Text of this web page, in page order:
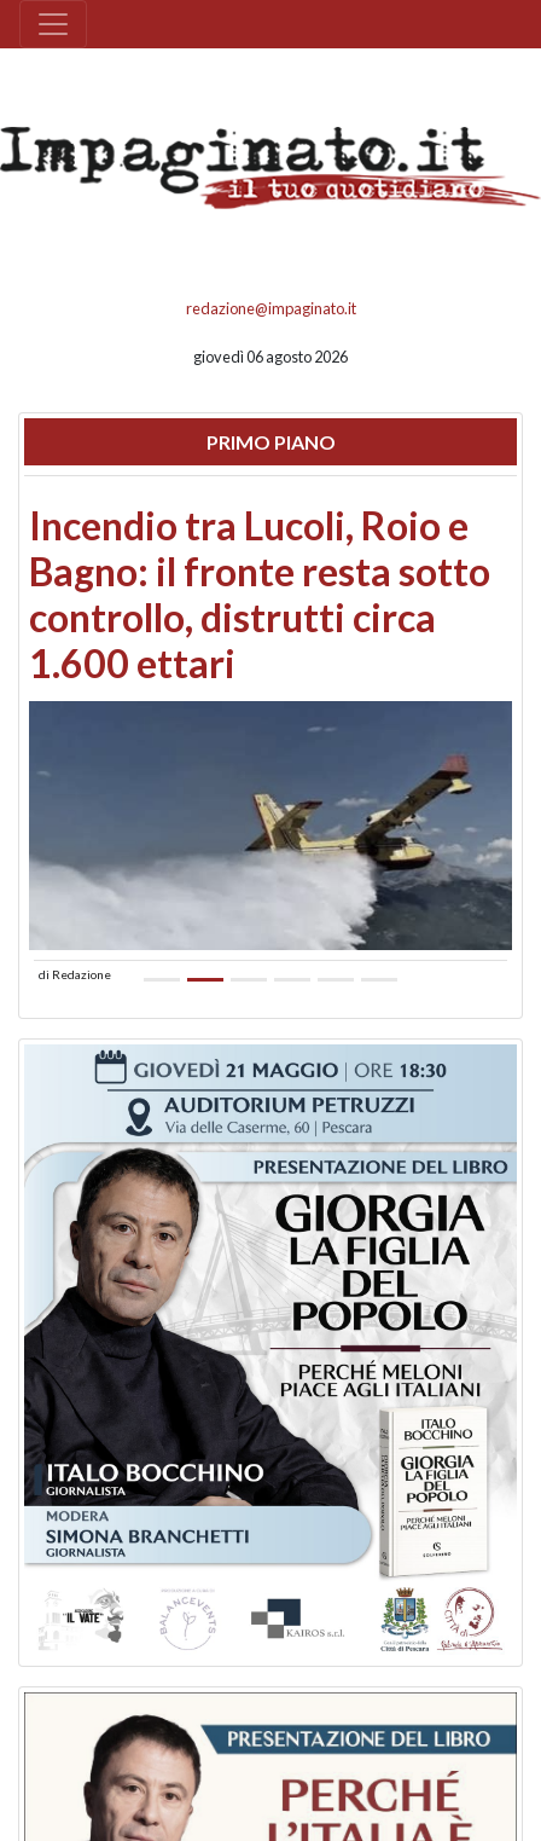
redazione@impaginato.it
giovedì 06 agosto 2026
PRIMO PIANO
Incendio tra Lucoli, Roio e
Bagno: il fronte resta sotto
controllo, distrutti circa
1.600 ettari
di Redazione